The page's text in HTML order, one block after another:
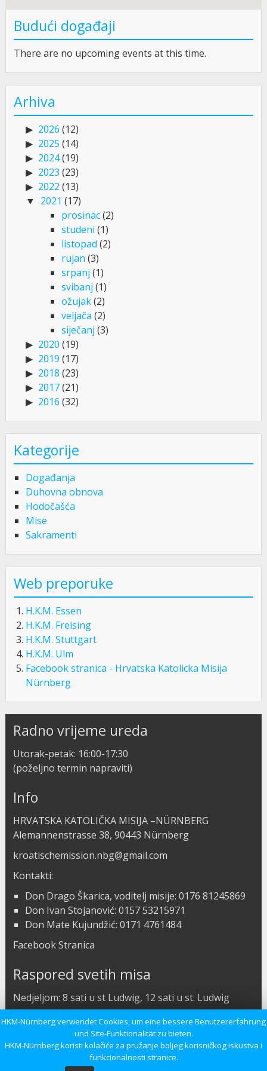
Budući događaji
There are no upcoming events at this time.
Arhiva
2026 (12)
2025 (14)
2024(19)
2023 (23)
2022 (13)
2021 (17)
prosinac(2)
studeni (1)
listopad (2)
rujan (3)
srpanj (1)
svibanj (1)
ožujak(2)
veljača (2)
siječanj (3)
2020 (19)
2019 (17)
2018 (23)
2017(21)
2016 (32)
Kategorije
Događanja
Duhovna obnova
Hodočašća
Mise
Sakramenti
Web preporuke
H.K.M. Essen
H.K.M. Freising
H.K.M. Stuttgart
H.K.M. Ulm
Facebook stranica - Hrvatska Katolicka Misija
Nürnberg
Radno vrijeme ureda
Utorak-petak: 16:00-17:30
(poželjno termin napraviti)
Info
HRVATSKA KATOLIČKA MISIJA –NÜRNBERG
Alemannenstrasse 38, 90443 Nürnberg
kroatischemission.nbg@gmail.com
Kontakti:
Don Drago Škarica, voditelj misije: 0176 81245869
Don Ivan Stojanović: 0157 53215971
Don Mate Kujundžić: 0171 4761484
Facebook Stranica
Raspored svetih misa
Nedjeljom: 8 sati u st Ludwig, 12 sati u st. Ludwig
Subotom: 8 sati u Kapeli
Radnim danom: 18 sati u Kapeli
HKM-Nürnberg verwendet Cookies, um eine bessere Benutzererfahrung
und Site-Funktionalität zu bieten.
HKM-Nürnberg koristi kolačiće za pružanje boljeg korisničkog iskustva i
funkcionalnosti stranice.